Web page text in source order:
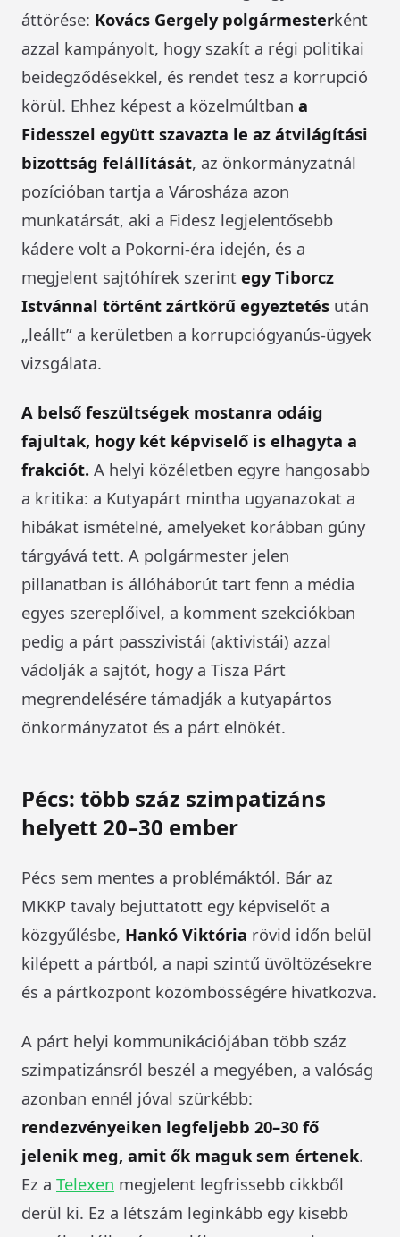
áttörése: Kovács Gergely polgármesterként
azzal kampányolt, hogy szakít a régi politikai
beidegződésekkel, és rendet tesz a korrupció
körül. Ehhez képest a közelmúltban a
Fidesszel együtt szavazta le az átvilágítási
bizottság felállítását, az önkormányzatnál
pozícióban tartja a Városháza azon
munkatársát, aki a Fidesz legjelentősebb
kádere volt a Pokorni-éra idején, és a
megjelent sajtóhírek szerint egy Tiborcz
Istvánnal történt zártkörű egyeztetés után
„leállt” a kerületben a korrupciógyanús-ügyek
vizsgálata.
A belső feszültségek mostanra odáig
fajultak, hogy két képviselő is elhagyta a
frakciót. A helyi közéletben egyre hangosabb
a kritika: a Kutyapárt mintha ugyanazokat a
hibákat ismételné, amelyeket korábban gúny
tárgyává tett. A polgármester jelen
pillanatban is állóháborút tart fenn a média
egyes szereplőivel, a komment szekciókban
pedig a párt passzivistái (aktivistái) azzal
vádolják a sajtót, hogy a Tisza Párt
megrendelésére támadják a kutyapártos
önkormányzatot és a párt elnökét.
Pécs: több száz szimpatizáns
helyett 20–30 ember
Pécs sem mentes a problémáktól. Bár az
MKKP tavaly bejuttatott egy képviselőt a
közgyűlésbe, Hankó Viktória rövid időn belül
kilépett a pártból, a napi szintű üvöltözésekre
és a pártközpont közömbösségére hivatkozva.
A párt helyi kommunikációjában több száz
szimpatizánsról beszél a megyében, a valóság
azonban ennél jóval szürkébb:
rendezvényeiken legfeljebb 20–30 fő
jelenik meg, amit ők maguk sem értenek.
Ez a Telexen megjelent legfrissebb cikkből
derül ki. Ez a létszám leginkább egy kisebb